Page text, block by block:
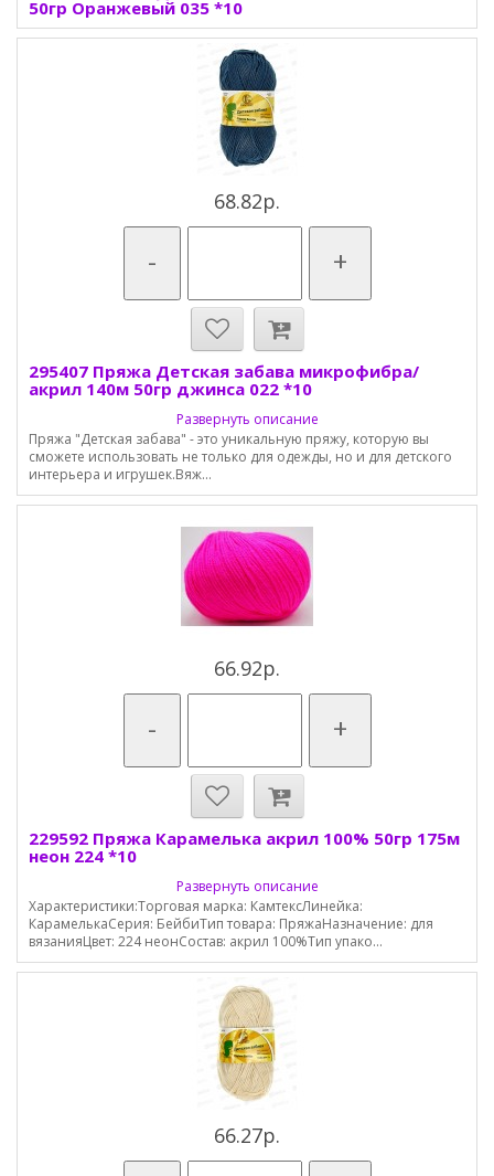
50гр Оранжевый 035 *10
68.82р.
- +
295407 Пряжа Детская забава микрофибра/
акрил 140м 50гр джинса 022 *10
Развернуть описание
Пряжа "Детская забава" - это уникальную пряжу, которую вы
сможете использовать не только для одежды, но и для детского
интерьера и игрушек.Вяж...
66.92р.
- +
229592 Пряжа Карамелька акрил 100% 50гр 175м
неон 224 *10
Развернуть описание
Характеристики:Торговая марка: КамтексЛинейка:
КарамелькаСерия: БейбиТип товара: ПряжаНазначение: для
вязанияЦвет: 224 неонСостав: акрил 100%Тип упако...
66.27р.